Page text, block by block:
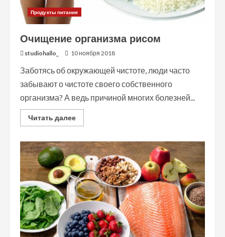
Продукты питания
Очищение организма рисом
studiohallo_ 10 ноября 2018
Заботясь об окружающей чистоте, люди часто
забывают о чистоте своего собственного
организма? А ведь причиной многих болезней...
Читать далееRead
more
организма
рисом